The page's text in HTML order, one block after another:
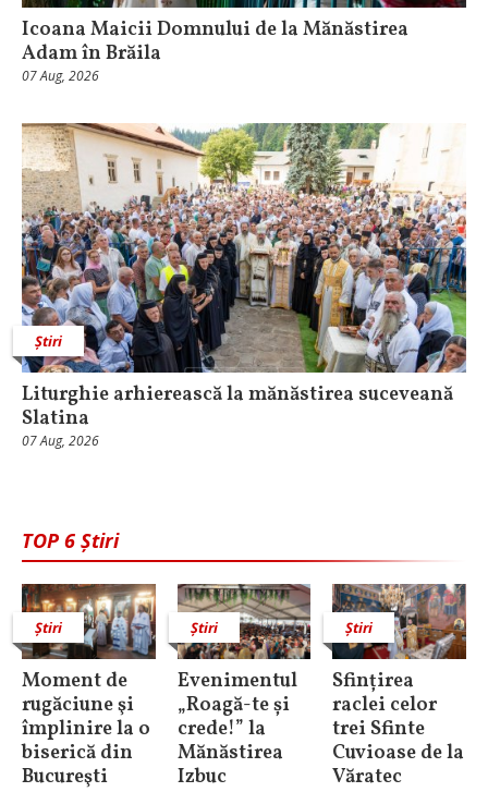
Icoana Maicii Domnului de la Mănăstirea
Adam în Brăila
07 Aug, 2026
Știri
Liturghie arhierească la mănăstirea suceveană
Slatina
07 Aug, 2026
TOP 6 Știri
Știri
Moment de
rugăciune şi
împlinire la o
biserică din
Bucureşti
Știri
Evenimentul
„Roagă-te și
crede!” la
Mănăstirea
Izbuc
Știri
Sfințirea
raclei celor
trei Sfinte
Cuvioase de la
Văratec